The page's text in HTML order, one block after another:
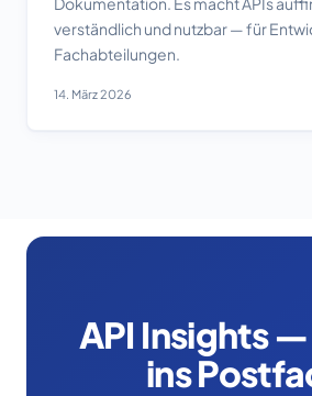
verständlich und nutzbar — für
Fachabteilungen.
14. März 2026
API Insights
ins